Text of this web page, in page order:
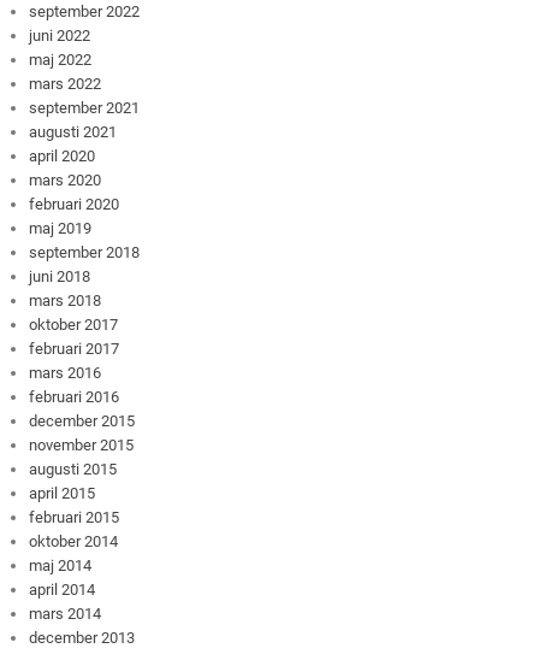
september 2022
juni 2022
maj 2022
mars 2022
september 2021
augusti 2021
april 2020
mars 2020
februari 2020
maj 2019
september 2018
juni 2018
mars 2018
oktober 2017
februari 2017
mars 2016
februari 2016
december 2015
november 2015
augusti 2015
april 2015
februari 2015
oktober 2014
maj 2014
april 2014
mars 2014
december 2013